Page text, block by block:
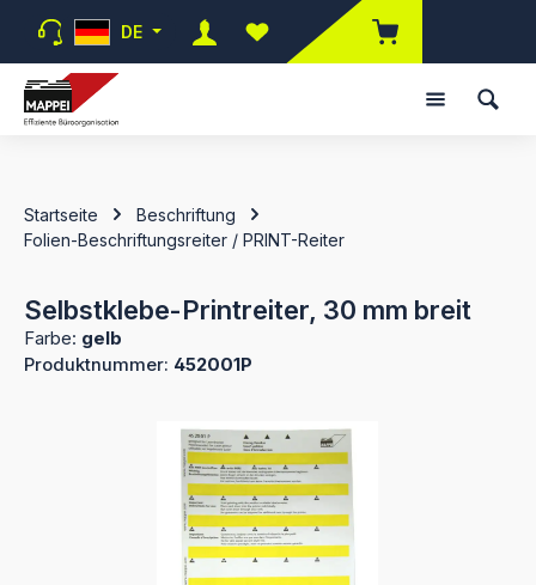
Zum Hauptinhalt springen
DE
Du hast 0 Produkte auf dem
Startseite
Beschriftung
Folien-Beschriftungsreiter / PRINT-Reiter
Selbstklebe-Printreiter, 30 mm breit
Farbe: gelb
Produktnummer: 452001P
Bildergalerie überspringen